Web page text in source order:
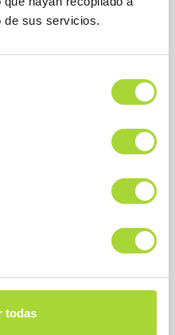
de sus servicios.
todas